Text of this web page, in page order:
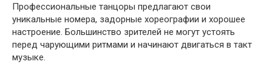
Профессиональные танцоры предлагают свои
уникальные номера, задорные хореографии и хорошее
настроение. Большинство зрителей не могут устоять
перед чарующими ритмами и начинают двигаться в такт
музыке.